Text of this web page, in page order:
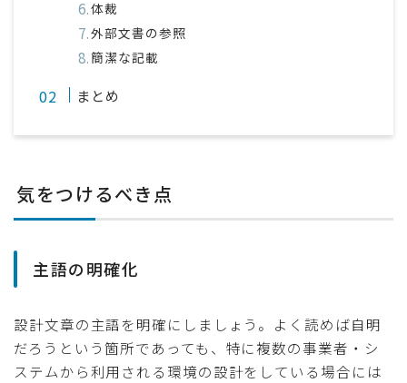
体裁
外部文書の参照
簡潔な記載
まとめ
気をつけるべき点
主語の明確化
設計文章の主語を明確にしましょう。よく読めば自明
だろうという箇所であっても、特に複数の事業者・シ
ステムから利用される環境の設計をしている場合には